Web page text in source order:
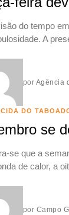
do tempo
A
por Agência
DO
se
se que a
de calor, a
por Campo